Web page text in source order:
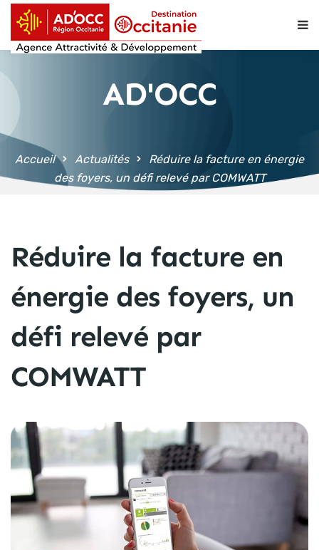
principal
AD'OCC
Accueil Actualités
Réduire la facture en énergie
des foyers, un défi relevé par COMWATT
Réduire la facture en
énergie des foyers, un
défi relevé par
COMWATT